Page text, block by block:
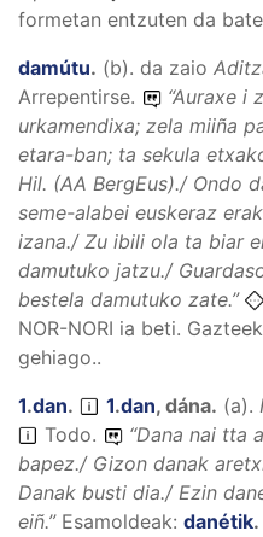
formetan entzuten da
damútu. (b). da zaio
Arrepentirse.
“Auraxe i
urkamendixa; zela miiña
etara-ban; ta sekula
Hil. (AA BergEus)./ Ondo
seme-alabei euskeraz
izana./ Zu ibili ola ta biar
damutuko jatzu./
bestela damutuko zate.”
NOR-NORI ia beti.
gehiago..
1.dan. 1.dan, dána. (a).
Todo.
“Dana nai tta
bapez./ Gizon danak
Danak busti dia./ Ezin
eiñ.” Esamoldeak: danétik.